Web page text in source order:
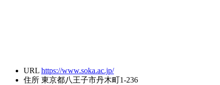
URL https://www.soka.ac.jp/
住所 東京都八王子市丹木町1-236